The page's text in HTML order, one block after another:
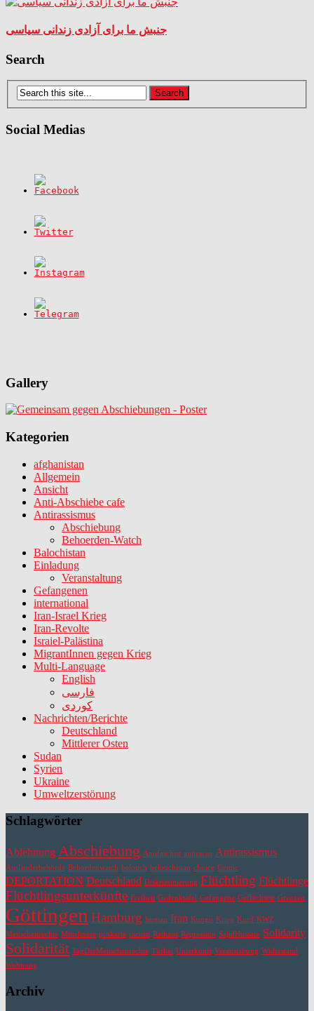
جنبش ما برای آزادی زندانی سیاسی
Search
Social Medias
Gallery
Kategorien
afghanistan
Allgemein
Ansicht
Anti-Abschiebe cafe
Antirassismus
Abschiebung
Behoerden-Watch
Balochistan
Einladung
Veranstaltung
Gefangenen
international
Iran-Israel Krieg
Iran-Revolte
Israiel-Palästina
MigrantInnen gegen Krieg
Multi-Language
English
فارسی
کوردی
Nachrichten/Berichte
Deutschland
Mittlerer Osten
Sudan
Syrien
Ukraine
Umweltzerstörung
Schlagwörter
Ablehnung Abschiebung Antifaschist antiracist Antirassismus
Ausländerbehörde Behördenwatch belouch belouchistan choice Comic
DEPORTATION Deutschland Diskriminierung Flüchtling Flüchtlinge
Flüchtlingsunterkünfte Freiheit Gedenktafel Gefangene Geflüchtete Grenzen
Göttingen Hamburg human Iran Kongo Krieg Kurd KWZ
Menschenrechte Mittelmeer poskarte racism Rathaus Repression SajidHussain Solidarity
Solidarität TagDerMenschenrechte Türkei Unterkunft Veranstaltung Widerstand
Wohnung
Archiv